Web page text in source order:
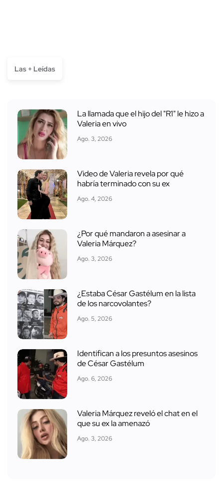
Las + Leídas
La llamada que el hijo del "R1" le hizo a
Valeria en vivo
Ago. 3, 2026
Video de Valeria revela por qué
habría terminado con su ex
Ago. 4, 2026
¿Por qué mandaron a asesinar a
Valeria Márquez?
Ago. 3, 2026
¿Estaba César Gastélum en la lista
de los narcovolantes?
Ago. 5, 2026
Identifican a los presuntos asesinos
de César Gastélum
Ago. 6, 2026
Valeria Márquez reveló el chat en el
que su ex la amenazó
Ago. 3, 2026